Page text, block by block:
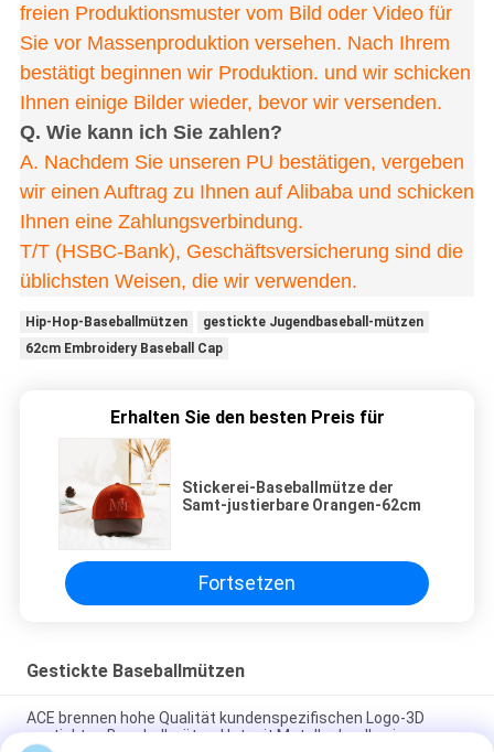
freien Produktionsmuster vom Bild oder Video für
Sie vor Massenproduktion versehen. Nach Ihrem
bestätigt beginnen wir Produktion. und wir schicken
Ihnen einige Bilder wieder, bevor wir versenden.
Q. Wie kann ich Sie zahlen?
A. Nachdem Sie unseren PU bestätigen, vergeben
wir einen Auftrag zu Ihnen auf Alibaba und schicken
Ihnen eine Zahlungsverbindung.
T/T (HSBC-Bank), Geschäftsversicherung sind die
üblichsten Weisen, die wir verwenden.
Hip-Hop-Baseballmützen
gestickte Jugendbaseball-mützen
62cm Embroidery Baseball Cap
Erhalten Sie den besten Preis für
Stickerei-Baseballmütze der
Samt-justierbare Orangen-62cm
Fortsetzen
Gestickte Baseballmützen
ACE brennen hohe Qualität kundenspezifischen Logo-3D
gestickten Baseballmütze-Hut mit Metallschnalle ein